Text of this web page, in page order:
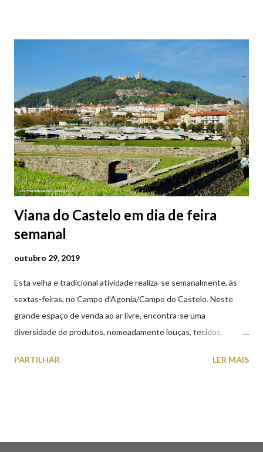
A lenda que deu origem à devoção de Santa Luzia como
protetora dos olhos: A história/lenda de Santa Luzia (Luzia de
Siracusa) conta que esta jovem italiana venerada pelos católicos,
sofreu perseguições por ser cristã. De acordo com a lenda,
preferiu que lhe arrancassem os olhos a renegar a fé em Cristo.
Conta-se que os olhos de Santa Luzia teriam sido arrancados
por um soldado a mando do imperador romano, e entregues num
prato à jovem. No mesmo instant...
Viana do Castelo em dia de feira
semanal
outubro 29, 2019
Esta velha e tradicional atividade realiza-se semanalmente, às
sextas-feiras, no Campo d’Agonia/Campo do Castelo. Neste
grande espaço de venda ao ar livre, encontra-se uma
diversidade de produtos, nomeadamente louças, tecidos,
cobres entre muitos outros. Horário de funcionamento | Verão
PARTILHAR LER MAIS